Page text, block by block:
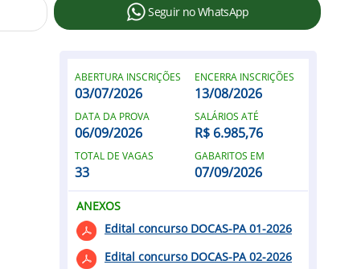
Seguir no WhatsApp
ABERTURA INSCRIÇÕES
03/07/2026
ENCERRA INSCRIÇÕES
13/08/2026
DATA DA PROVA
06/09/2026
SALÁRIOS ATÉ
R$ 6.985,76
TOTAL DE VAGAS
33
GABARITOS EM
07/09/2026
ANEXOS
Edital concurso DOCAS-PA 01-2026
Edital concurso DOCAS-PA 02-2026